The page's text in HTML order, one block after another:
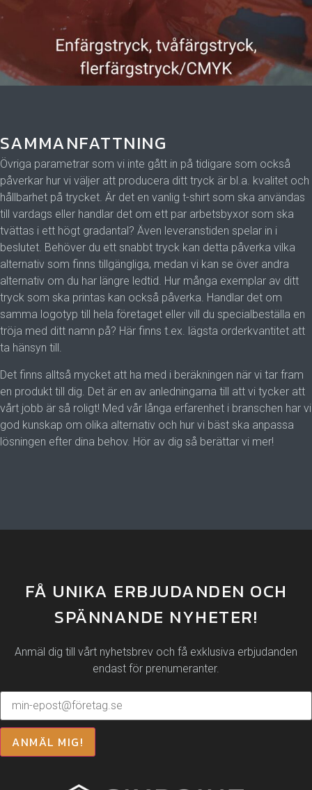
SAMMANFATTNING
Övriga parametrar som vi inte gått in på tidigare som också
påverkar hur vi väljer att producera ditt tryck är bl.a. kvalitet och
hållbarhet på trycket. Är det en vanlig t-shirt som ska användas
till vardags eller handlar det om ett par arbetsbyxor som ska
tvättas i ett högt gradantal? Även leveranstiden spelar in i
beslutet. Behöver du ett snabbt tryck kan detta påverka vilka
alternativ som finns tillgängliga, medan vi kan se över andra
alternativ om du har längre ledtid. Hur många exemplar av ditt
tryck som ska printas kan också påverka. Handlar det om
samma logotyp till hela företaget eller vill du specialbeställa en
tröja med ditt namn på? Här finns t.ex. lägsta orderkvantitet att
ta hänsyn till.
Det finns alltså mycket att ha med i beräkningen när vi tar fram
en produkt till dig. Det är en av anledningarna till att vi tycker att
vårt jobb är så roligt! Med vår långa erfarenhet i branschen har vi
god kunskap om olika alternativ och hur vi bäst ska anpassa
lösningen efter dina behov. Hör av dig så berättar vi mer!
FÅ UNIKA ERBJUDANDEN OCH
SPÄNNANDE NYHETER!
Anmäl dig till vårt nyhetsbrev och få exklusiva erbjudanden
endast för prenumeranter.
ANMÄL MIG!